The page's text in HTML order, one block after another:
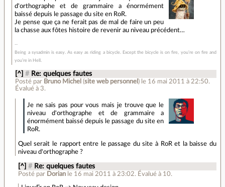
d'orthographe et de grammaire a énormément
baissé depuis le passage du site en RoR.
Je pense que ça ne ferait pas de mal de faire un peu
la chasse aux fôtes histoire de revenir au niveau précédent…
Being a sysadmin is easy. As easy as riding a bicycle. Except the bicycle is on fire, you’re on fire and
you’re in Hell.
[^] # Re: quelques fautes
Posté par Bruno Michel (site web personnel ) le 16 mai 2011 à 22:50.
Évalué à 3.
Je ne sais pas pour vous mais je trouve que le
niveau d'orthographe et de grammaire a
énormément baissé depuis le passage du site en
RoR.
Quel serait le rapport entre le passage du site à RoR et la baisse du
niveau d'orthographe ?
[^] # Re: quelques fautes
Posté par Dorian le 16 mai 2011 à 23:02. Évalué à 10.